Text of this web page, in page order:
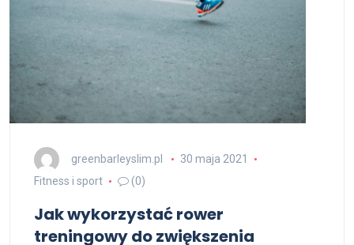
greenbarleyslim.pl
30 maja 2021
Fitness i sport
(0)
Jak wykorzystać rower
treningowy do zwiększenia